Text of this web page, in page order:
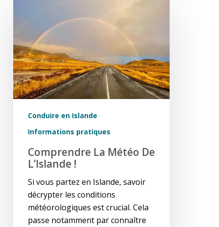
de
l’Islande
!
Conduire en Islande
Informations pratiques
Comprendre La Météo De
L’Islande !
Si vous partez en Islande, savoir
décrypter les conditions
météorologiques est crucial. Cela
passe notamment par connaître